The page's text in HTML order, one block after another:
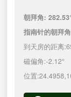
朝拜角:
指南针的朝拜
到天房的距离:
磁偏角:-2.12°
位置:24.4958,